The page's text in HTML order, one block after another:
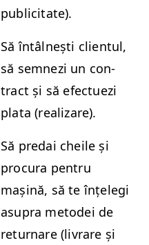
publicitate).
Să întâl­nești clien­tul,
să sem­nezi un con­
tract și să efectuezi
pla­ta (realizare).
Să predai cheile și
procu­ra pen­tru
mașină, să te înțele­gi
asupra metodei de
return­are (livrare și